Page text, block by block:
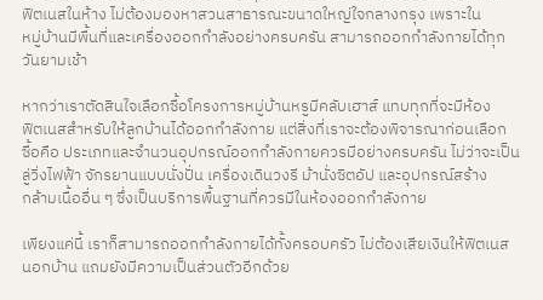
ฟิตเนสในห้าง ไม่ต้องมองหาสวนสาธารณะขนาดใหญ่ใจกลางกรุง เพราะใน
หมู่บ้านมีพื้นที่และเครื่องออกกำลังอย่างครบครัน สามารถออกกำลังกายได้ทุก
วันยามเช้า
หากว่าเราตัดสินใจเลือกซื้อโครงการหมู่บ้านหรูมีคลับเฮาส์ แทบทุกที่จะมีห้อง
ฟิตเนสสำหรับให้ลูกบ้านได้ออกกำลังกาย แต่สิ่งที่เราจะต้องพิจารณาก่อนเลือก
ซื้อคือ ประเภทและจำนวนอุปกรณ์ออกกำลังกายควรมีอย่างครบครัน ไม่ว่าจะเป็น
ลู่วิ่งไฟฟ้า จักรยานแบบนั่งปั่น เครื่องเดินวงรี ม้านั่งซิตอัป และอุปกรณ์สร้าง
กล้ามเนื้ออื่น ๆ ซึ่งเป็นบริการพื้นฐานที่ควรมีในห้องออกกำลังกาย
เพียงแค่นี้ เราก็สามารถออกกำลังกายได้ทั้งครอบครัว ไม่ต้องเสียเงินให้ฟิตเนส
นอกบ้าน แถมยังมีความเป็นส่วนตัวอีกด้วย